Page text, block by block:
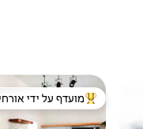
מוביל בקרב נכסים
מועדף על ידי